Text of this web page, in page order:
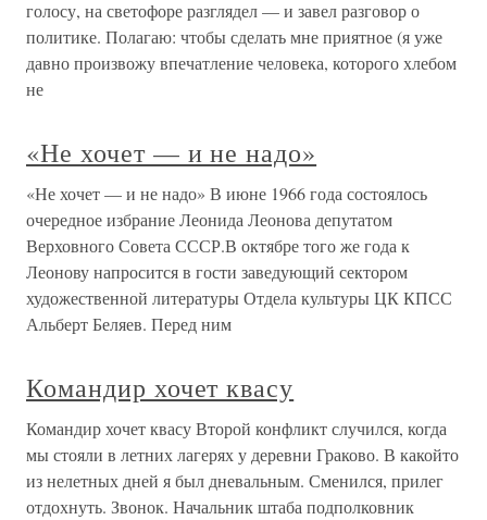
голосу, на светофоре разглядел — и завел разговор о
политике. Полагаю: чтобы сделать мне приятное (я уже
давно произвожу впечатление человека, которого хлебом
не
«Не хочет — и не надо»
«Не хочет — и не надо» В июне 1966 года состоялось
очередное избрание Леонида Леонова депутатом
Верховного Совета СССР.В октябре того же года к
Леонову напросится в гости заведующий сектором
художественной литературы Отдела культуры ЦК КПСС
Альберт Беляев. Перед ним
Командир хочет квасу
Командир хочет квасу Второй конфликт случился, когда
мы стояли в летних лагерях у деревни Граково. В какойто
из нелетных дней я был дневальным. Сменился, прилег
отдохнуть. Звонок. Начальник штаба подполковник